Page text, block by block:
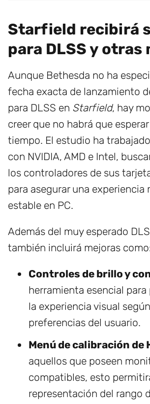
Starfield recibirá
para DLSS y otras
Aunque Bethesda no ha
fecha exacta de lanzamiento
para DLSS en Starfield, hay
creer que no habrá que
tiempo. El estudio ha
con NVIDIA, AMD e Intel,
los controladores de sus
para asegurar una experiencia
estable en PC.
Además del muy esperado
también incluirá mejoras
Controles de brillo y
herramienta esencial para
la experiencia visual
preferencias del usuario.
Menú de calibración de
aquellos que poseen
compatibles, esto
representación del rango